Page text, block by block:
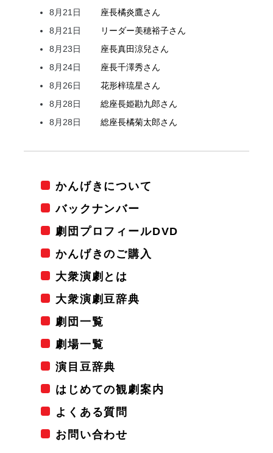
8月21日
座長橘炎鷹さん
8月21日
リーダー美穂裕子さん
8月23日
座長真田涼兒さん
8月24日
座長千澤秀さん
8月26日
花形梓琉星さん
8月28日
総座長姫勘九郎さん
8月28日
総座長橘菊太郎さん
かんげきについて
バックナンバー
劇団プロフィールDVD
かんげきのご購入
大衆演劇とは
大衆演劇豆辞典
劇団一覧
劇場一覧
演目豆辞典
はじめての観劇案内
よくある質問
お問い合わせ